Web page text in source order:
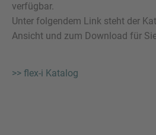
verfügbar.
Unter folgendem Link steht der
Ansicht und zum Download für
>> flex-i Katalog